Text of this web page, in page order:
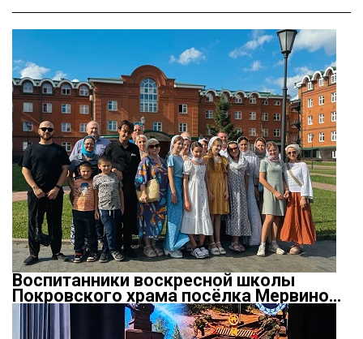
Воспитанники воскресной школы
Покровского храма посёлка Мервино…